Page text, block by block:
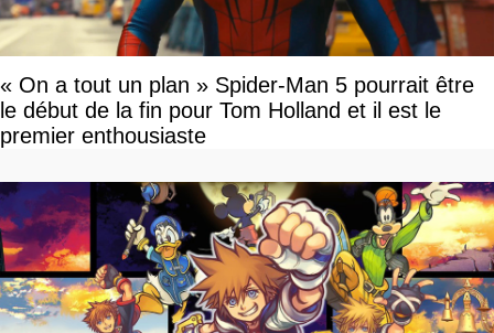
« On a tout un plan » Spider-Man 5 pourrait être
le début de la fin pour Tom Holland et il est le
premier enthousiaste